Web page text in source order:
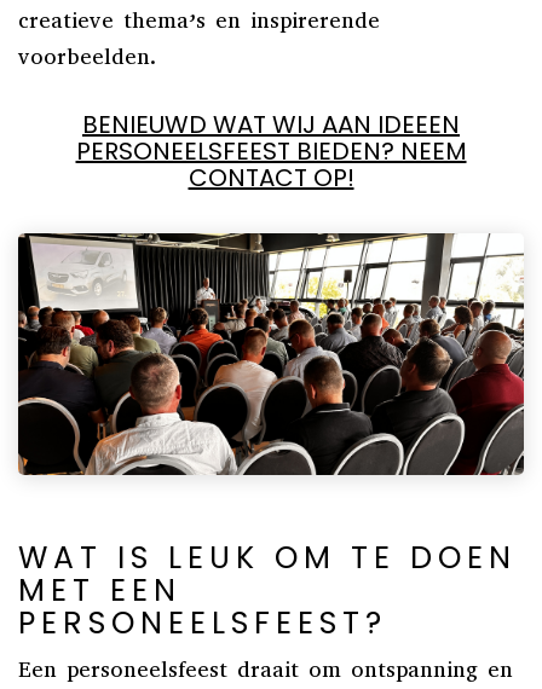
creatieve thema’s en inspirerende
voorbeelden.
BENIEUWD WAT WIJ AAN IDEEEN
PERSONEELSFEEST BIEDEN? NEEM
CONTACT OP!
WAT IS LEUK OM TE DOEN
MET EEN
PERSONEELSFEEST?
Een personeelsfeest draait om ontspanning en